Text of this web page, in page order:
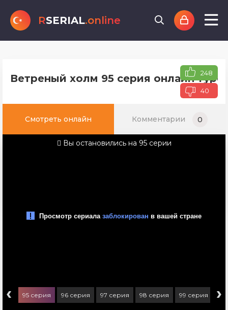
RSERIAL.online
Ветреный холм 95 серия онлайн 248
40
Смотреть онлайн Комментарии 0
Вы остановились на 95 серии
‹ 95 серия 96 серия 97 серия 98 серия 99 серия ›